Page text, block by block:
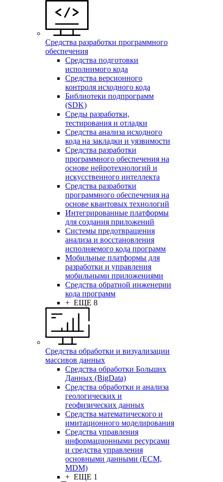
Средства разработки программного
обеспечения
Средства подготовки
исполнимого кода
Средства версионного
контроля исходного кода
Библиотеки подпрограмм
(SDK)
Среды разработки,
тестирования и отладки
Средства анализа исходного
кода на закладки и уязвимости
Средства разработки
программного обеспечения на
основе нейротехнологий и
искусственного интеллекта
Средства разработки
программного обеспечения на
основе квантовых технологий
Интегрированные платформы
для создания приложений
Системы предотвращения
анализа и восстановления
исполняемого кода программ
Мобильные платформы для
разработки и управления
мобильными приложениями
Средства обратной инженерии
кода программ
+ ЕЩЕ 8
Средства обработки и визуализации
массивов данных
Средства обработки Больших
Данных (BigData)
Средства обработки и анализа
геологических и
геофизических данных
Средства математического и
имитационного моделирования
Средства управления
информационными ресурсами
и средства управления
основными данными (ECM,
MDM)
+ ЕЩЕ 1